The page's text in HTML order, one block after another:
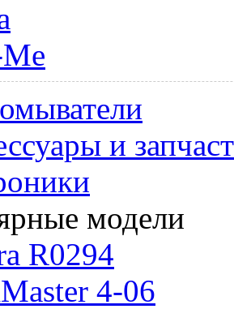
и
модели
R0294
4-06